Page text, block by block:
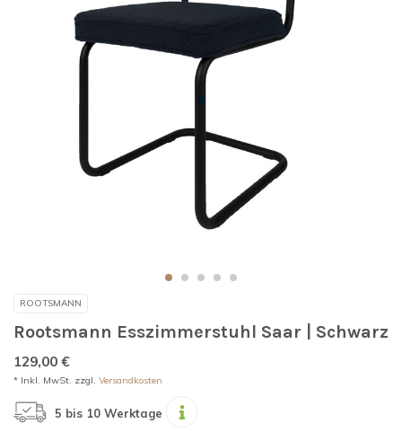
ROOTSMANN
Rootsmann Esszimmerstuhl Saar | Schwarz
129,00 €
* Inkl. MwSt. zzgl. Versandkosten
5 bis 10 Werktage